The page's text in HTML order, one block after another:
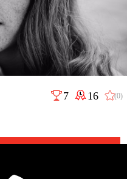
7 16 (0)